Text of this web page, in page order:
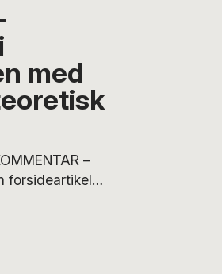
med
–
forsideartikel
ind i et
hvor
om